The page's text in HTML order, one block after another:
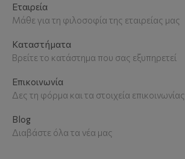
Εταιρεία
Μάθε για τη φιλοσοφία της εταιρείας μας
Καταστήματα
Βρείτε το κατάστημα που σας εξυπηρετεί
Επικοινωνία
Δες τη φόρμα και τα στοιχεία επικοινωνίας
Blog
Διαβάστε όλα τα νέα μας